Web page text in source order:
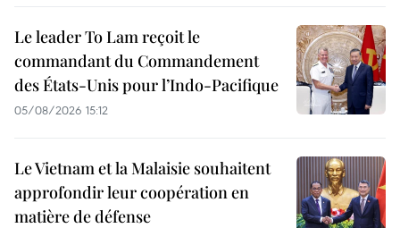
Le leader To Lam reçoit le
commandant du Commandement
des États-Unis pour l’Indo-Pacifique
05/08/2026 15:12
Le Vietnam et la Malaisie souhaitent
approfondir leur coopération en
matière de défense